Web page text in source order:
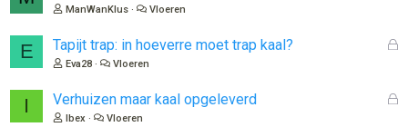
n
ManWanKlus Vloeren
E
G
Tapijt trap: in hoeverre moet trap kaal?
Eva28 Vloeren
I
G
Verhuizen maar kaal opgeleverd
Ibex Vloeren